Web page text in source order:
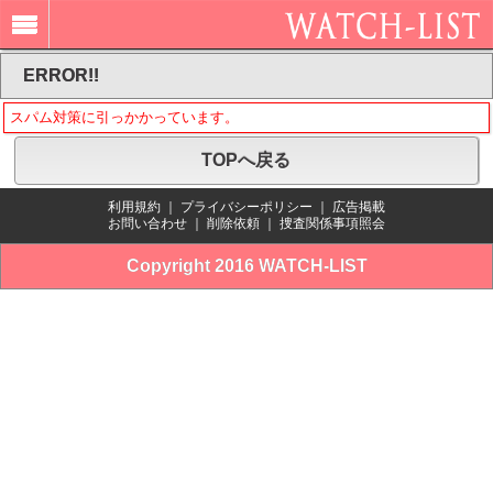
ERROR!!
スパム対策に引っかかっています。
TOPへ戻る
利用規約 プライバシーポリシー
広告掲載
お問い合わせ
削除依頼 捜査関係事項照会
Copyright 2016 WATCH-LIST